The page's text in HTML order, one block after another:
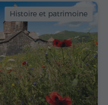
Histoire et patrimoine